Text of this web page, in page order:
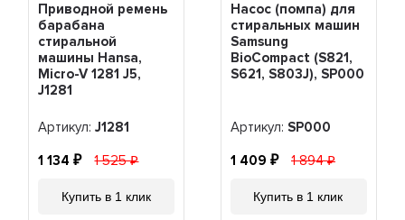
Приводной ремень
барабана
стиральной
машины Hansa,
Micro-V 1281 J5,
J1281
Артикул:J1281
1 134 1 525
Купить в 1 клик
Насос (помпа) для
стиральных машин
Samsung
BioCompact (S821,
S621, S803J), SР000
Артикул: SР000
1 409 1 894
Купить в 1 клик